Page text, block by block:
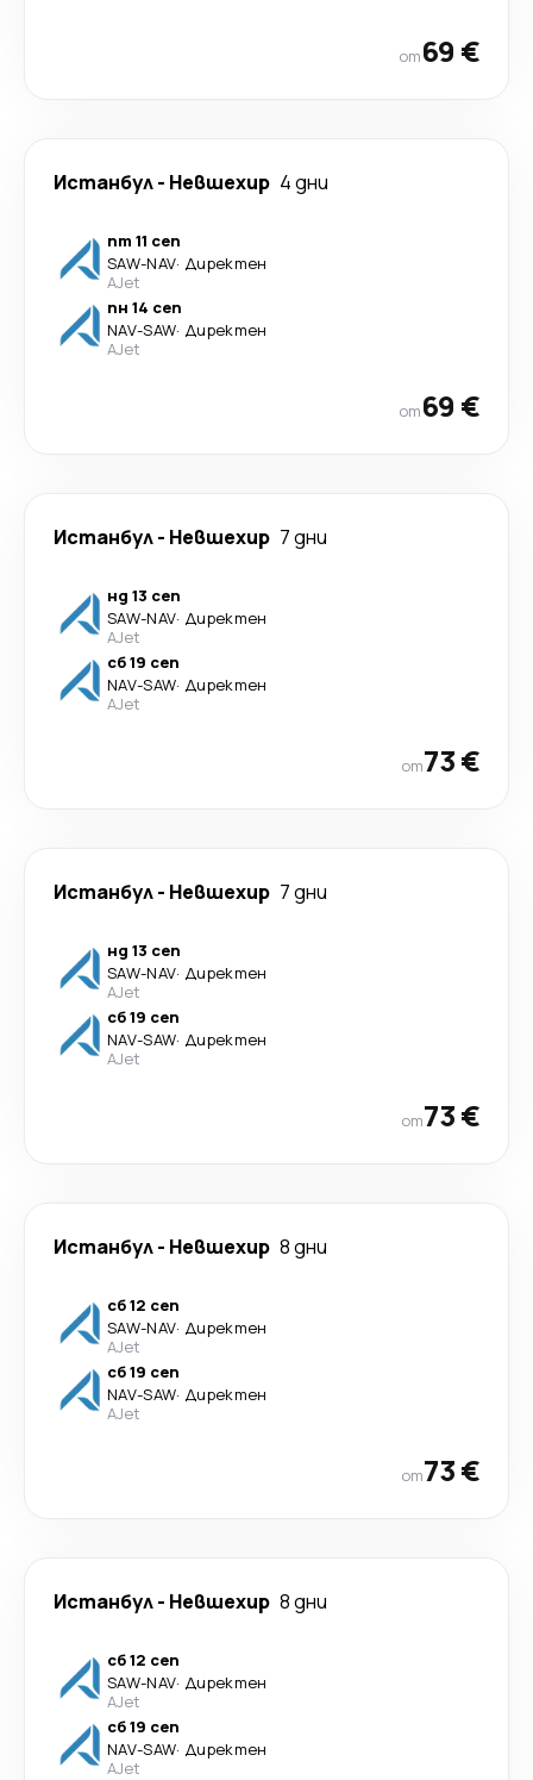
от69 €
Истанбул- Невшехир 4 дни
пт 11 сеп
SAW-NAV· Директен
AJet
пн 14 сеп
NAV-SAW· Директен
AJet
от69 €
Истанбул- Невшехир 7 дни
нд 13 сеп
SAW-NAV· Директен
AJet
сб 19 сеп
NAV-SAW· Директен
AJet
от73 €
Истанбул- Невшехир 7 дни
нд 13 сеп
SAW-NAV· Директен
AJet
сб 19 сеп
NAV-SAW· Директен
AJet
от73 €
Истанбул- Невшехир 8 дни
сб 12 сеп
SAW-NAV· Директен
AJet
сб 19 сеп
NAV-SAW· Директен
AJet
от73 €
Истанбул- Невшехир 8 дни
сб 12 сеп
SAW-NAV· Директен
AJet
сб 19 сеп
NAV-SAW· Директен
AJet